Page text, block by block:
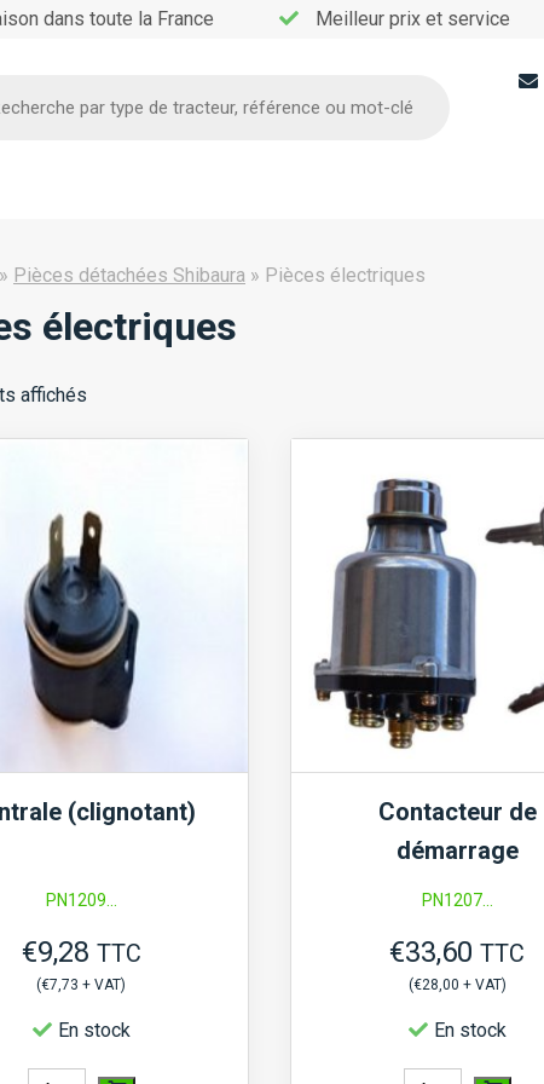
dans toute la France Meilleur prix et service
Pièces détachées Shibaura » Pièces électriques
électriques
affichés
(clignotant)
PN1209...
€9,28 TTC
(€7,73 + VAT)
En stock
Contacteur de
démarrage
PN1207...
€33,60 TTC
(€28,00 + VAT)
En stock